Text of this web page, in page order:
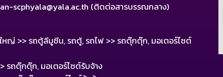
scphyala@yala.ac.th (ติดต่อสารบรรณกลาง)
หญ่ >> รถตู้ลีมูซีน, รถตู้, รถไฟ >> รถตุ๊กตุ๊ก, มอเตอร์ไซต์
รถตุ๊กตุ๊ก, มอเตอร์ไซต์รับจ้าง